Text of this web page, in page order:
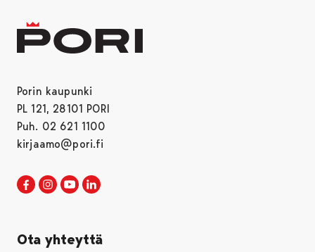
Porin kaupunki
PL 121, 28101 PORI
Puh. 02 621 1100
kirjaamo@pori.fi
Porin kaupunki Facebookissa
Avautuu uudessa välilehdessä
Porin kaupunki Instagramissa
Avautuu uudessa välilehdessä
Porin kaupunki Youtubessa
Avautuu uudessa välilehdessä
Ota yhteyttä